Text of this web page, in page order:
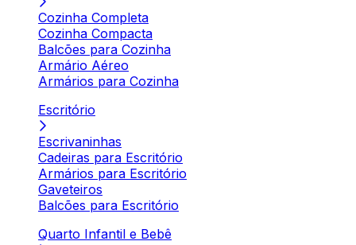
Cozinha Completa
Cozinha Compacta
Balcões para Cozinha
Armário Aéreo
Armários para Cozinha
Escritório
Escrivaninhas
Cadeiras para Escritório
Armários para Escritório
Gaveteiros
Balcões para Escritório
Quarto Infantil e Bebê